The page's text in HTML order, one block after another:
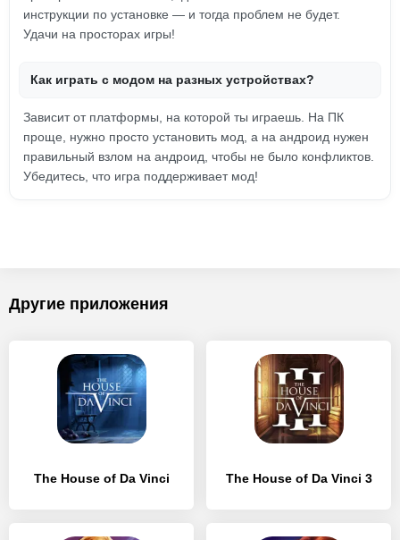
инструкции по установке — и тогда проблем не будет.
Удачи на просторах игры!
Как играть с модом на разных устройствах?
Зависит от платформы, на которой ты играешь. На ПК
проще, нужно просто установить мод, а на андроид нужен
правильный взлом на андроид, чтобы не было конфликтов.
Убедитесь, что игра поддерживает мод!
Другие приложения
The House of Da Vinci The House of Da Vinci 3